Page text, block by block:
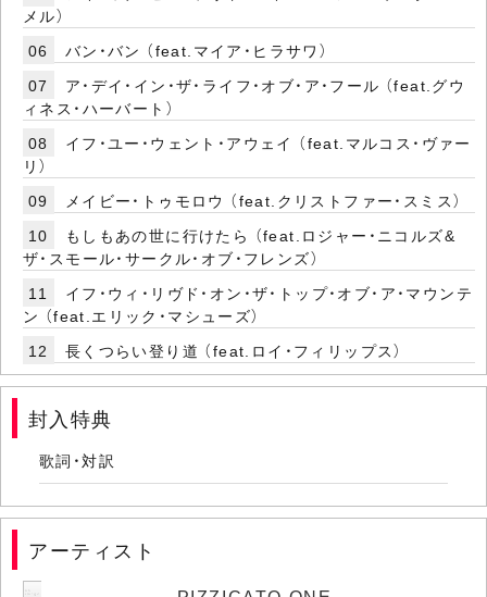
メル）
06
バン・バン （feat.マイア・ヒラサワ）
07
ア・デイ・イン・ザ・ライフ・オブ・ア・フール （feat.グウ
ィネス・ハーバート）
08
イフ・ユー・ウェント・アウェイ （feat.マルコス・ヴァー
リ）
09
メイビー・トゥモロウ （feat.クリストファー・スミス）
10
もしもあの世に行けたら （feat.ロジャー・ニコルズ&
ザ・スモール・サークル・オブ・フレンズ）
11
イフ・ウィ・リヴド・オン・ザ・トップ・オブ・ア・マウンテ
ン （feat.エリック・マシューズ）
12
長くつらい登り道 （feat.ロイ・フィリップス）
封入特典
歌詞・対訳
アーティスト